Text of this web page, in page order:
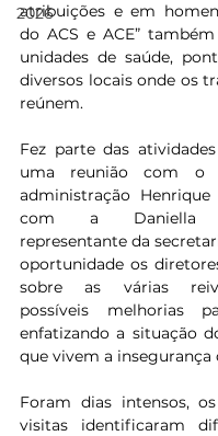
2026
atribuições e em
do ACS e ACE”
unidades de saúde,
diversos locais onde os
reúnem.
Fez parte das
uma reunião com o
administração
com a Daniella
representante da
oportunidade os
sobre as várias
possíveis melhorias
enfatizando a situação
que vivem a insegurança
Foram dias intensos,
visitas identificaram